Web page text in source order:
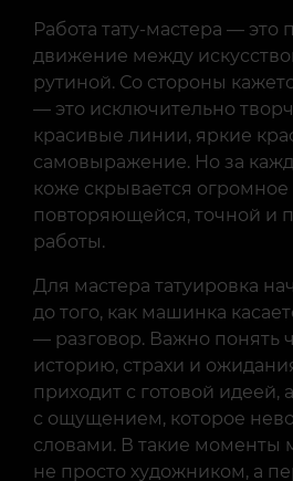
Работа тату-мастера — это
движение между
рутиной. Со стороны
— это исключительно
красивые линии, яркие
самовыражение. Но за
коже скрывается огромное
повторяющейся, точной и
работы.
Для мастера татуировка
до того, как машинка
— разговор. Важно понять
историю, страхи и
приходит с готовой идеей,
с ощущением, которое
словами. В такие моменты
не просто художником, а